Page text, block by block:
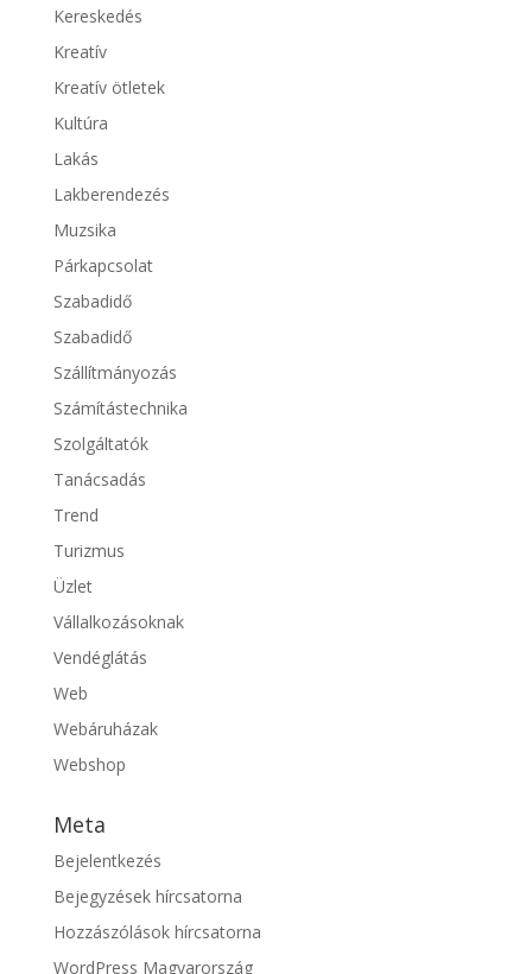
Kereskedés
Kreatív
Kreatív ötletek
Kultúra
Lakás
Lakberendezés
Muzsika
Párkapcsolat
Szabadidő
Szabadidő
Szállítmányozás
Számítástechnika
Szolgáltatók
Tanácsadás
Trend
Turizmus
Üzlet
Vállalkozásoknak
Vendéglátás
Web
Webáruházak
Webshop
Meta
Bejelentkezés
Bejegyzések hírcsatorna
Hozzászólások hírcsatorna
WordPress Magyarország